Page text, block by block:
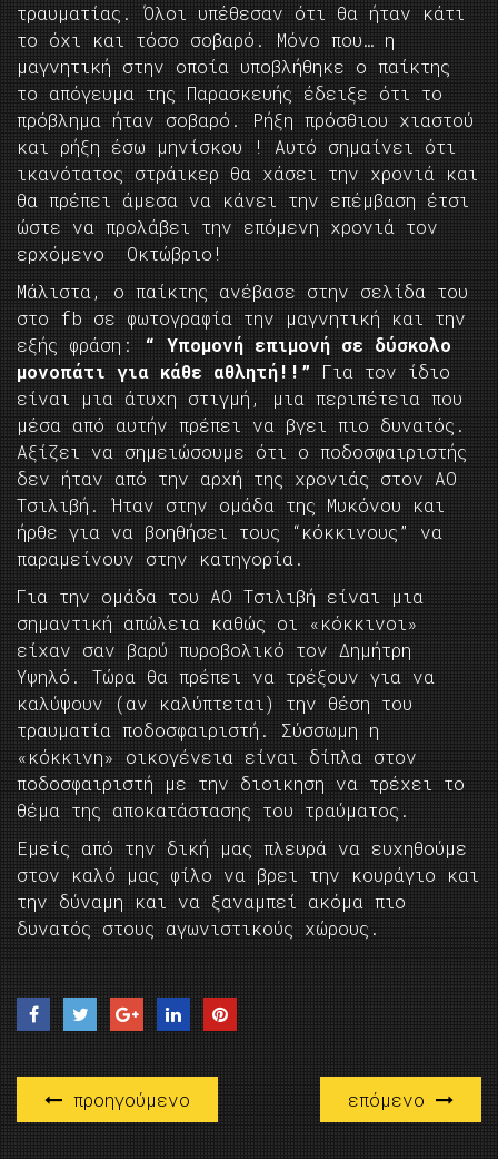
τραυματίας. Όλοι υπέθεσαν ότι θα ήταν κάτι
το όχι και τόσο σοβαρό. Μόνο που… η
μαγνητική στην οποία υποβλήθηκε ο παίκτης
το απόγευμα της Παρασκευής έδειξε ότι το
πρόβλημα ήταν σοβαρό. Ρήξη πρόσθιου χιαστού
και ρήξη έσω μηνίσκου ! Αυτό σημαίνει ότι
ικανότατος στράικερ θα χάσει την χρονιά και
θα πρέπει άμεσα να κάνει την επέμβαση έτσι
ώστε να προλάβει την επόμενη χρονιά τον
ερχόμενο Οκτώβριο!
Μάλιστα, ο παίκτης ανέβασε στην σελίδα του
στο fb σε φωτογραφία την μαγνητική και την
εξής φράση:
“ Υπομονή επιμονή σε δύσκολο
μονοπάτι για κάθε αθλητή!!” Για τον ίδιο
είναι μια άτυχη στιγμή, μια περιπέτεια που
μέσα από αυτήν πρέπει να βγει πιο δυνατός.
Αξίζει να σημειώσουμε ότι ο ποδοσφαιριστής
δεν ήταν από την αρχή της χρονιάς στον ΑΟ
Τσιλιβή. Ήταν στην ομάδα της Μυκόνου και
ήρθε για να βοηθήσει τους “κόκκινους” να
παραμείνουν στην κατηγορία.
Για την ομάδα του ΑΟ Τσιλιβή είναι μια
σημαντική απώλεια καθώς οι «κόκκινοι»
είχαν σαν βαρύ πυροβολικό τον Δημήτρη
Υψηλό. Τώρα θα πρέπει να τρέξουν για να
καλύψουν (αν καλύπτεται) την θέση του
τραυματία ποδοσφαιριστή. Σύσσωμη η
«κόκκινη» οικογένεια είναι δίπλα στον
ποδοσφαιριστή με την διοικηση να τρέχει το
θέμα της αποκατάστασης του τραύματος.
Εμείς από την δική μας πλευρά να ευχηθούμε
στον καλό μας φίλο να βρει την κουράγιο και
την δύναμη και να ξαναμπεί ακόμα πιο
δυνατός στους αγωνιστικούς χώρους.
προηγούμενο επόμενο